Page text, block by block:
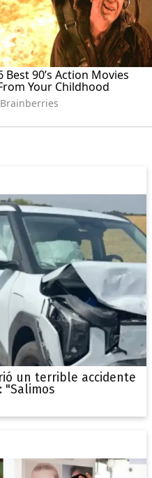
un terrible accidente
"Salimos